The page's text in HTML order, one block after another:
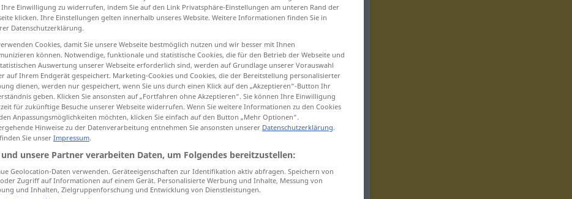
antippen)
hésiter
stocken Herz, Atem
stockenVerkehr
Einwilligung zu widerrufen, indem Sie auf den Link Privatsphäre-Einstellungen am unteren Rand der
klicken. Ihre Einstellungen gelten innerhalb unseres Website. Weitere Informationen finden Sie in
Datenschutzerklärung.
Cookies, damit Sie unsere Webseite bestmöglich nutzen und wir besser mit Ihnen
können. Notwendige, funktionale und statistische Cookies, die für den Betrieb der Webseite und
Auswertung unserer Webseite erforderlich sind, werden auf Grundlage unserer Vorauswahl
auf Ihrem Endgerät gespeichert. Marketing-Cookies und Cookies, die der Bereitstellung personalisierter
dienen, werden nur gespeichert, wenn Sie uns durch einen Klick auf den „Akzeptieren“-Button Ihr
geben. Klicken Sie ansonsten auf „Fortfahren ohne Akzeptieren“. Sie können Ihre Einwilligung
für zukünftige Besuche unserer Webseite widerrufen. Wenn Sie weitere Informationen zu den Cookies
Anpassungsmöglichkeiten möchten, klicken Sie einfach auf den Button „Mehr Optionen“.
Hinweise zu der Datenverarbeitung entnehmen Sie ansonsten unserer Datenschutzerklärung.
Sie unser Impressum.
unsere Partner verarbeiten Daten, um Folgendes bereitzustellen:
Geolocation-Daten verwenden. Geräteeigenschaften zur Identifikation aktiv abfragen. Speichern von
Zugriff auf Informationen auf einem Gerät. Personalisierte Werbung und Inhalte, Messung von
und Inhalten, Zielgruppenforschung und Entwicklung von Dienstleistungen.